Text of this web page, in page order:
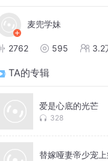
麦兜学妹
2762 595 3.2
TA的专辑
爱是心底的光芒
328
替嫁哑妻帝少宠